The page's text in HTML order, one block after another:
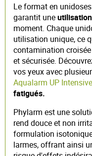
Le format en
garantit une
moment. Chaque
utilisation unique, ce
contamination
et sécurisée.
vos yeux avec
Aqualarm UP Intensive
fatigués.
Phylarm est une
rend douce et non
formulation
larmes, offrant ainsi